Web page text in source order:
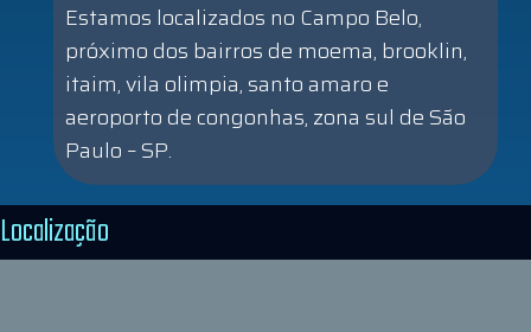
Estamos localizados no Campo Belo,
próximo dos bairros de moema, brooklin,
itaim, vila olimpia, santo amaro e
aeroporto de congonhas, zona sul de São
Paulo – SP.
Localização